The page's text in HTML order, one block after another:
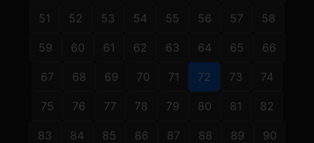
51 52 53 54 55 56 57 58
59 60 61 62 63 64 65 66
67 68 69 70 71 72 73 74
75 76 77 78 79 80 81 82
83 84 85 86 87 88 89 90